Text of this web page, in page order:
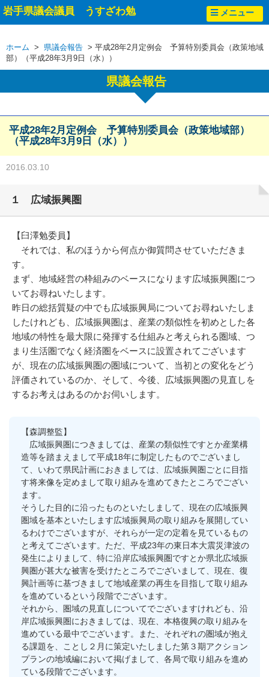
岩手県議会議員 うすざわ勉 メニュー
ホーム > 県議会報告 > 平成28年2月定例会 予算特別委員会（政策地域
部）（平成28年3月9日（水））
県議会報告
平成28年2月定例会 予算特別委員会（政策地域部）
（平成28年3月9日（水））
2016.03.10
１ 広域振興圏
【臼澤勉委員】
それでは、私のほうから何点か御質問させていただきま
す。
まず、地域経営の枠組みのベースになります広域振興圏につ
いてお尋ねいたします。
昨日の総括質疑の中でも広域振興局についてお尋ねいたしま
したけれども、広域振興圏は、産業の類似性を初めとした各
地域の特性を最大限に発揮する仕組みと考えられる圏域、つ
まり生活圏でなく経済圏をベースに設置されてございます
が、現在の広域振興圏の圏域について、当初との変化をどう
評価されているのか、そして、今後、広域振興圏の見直しを
するお考えはあるのかお伺いします。
【森調整監】
広域振興圏につきましては、産業の類似性ですとか産業構
造等を踏まえまして平成18年に制定したものでございまし
て、いわて県民計画におきましては、広域振興圏ごとに目指
す将来像を定めまして取り組みを進めてきたところでござい
ます。
そうした目的に沿ったものといたしまして、現在の広域振興
圏域を基本といたします広域振興局の取り組みを展開してい
るわけでございますが、それらが一定の定着を見ているもの
と考えてございます。ただ、平成23年の東日本大震災津波の
発生によりまして、特に沿岸広域振興圏ですとか県北広域振
興圏が甚大な被害を受けたところでございまして、現在、復
興計画等に基づきまして地域産業の再生を目指して取り組み
を進めているという段階でございます。
それから、圏域の見直しについてでございますけれども、沿
岸広域振興圏におきましては、現在、本格復興の取り組みを
進めている最中でございます。また、それぞれの圏域が抱え
る課題を、ことし２月に策定いたしました第３期アクション
プランの地域編において掲げまして、各局で取り組みを進め
ている段階でございます。